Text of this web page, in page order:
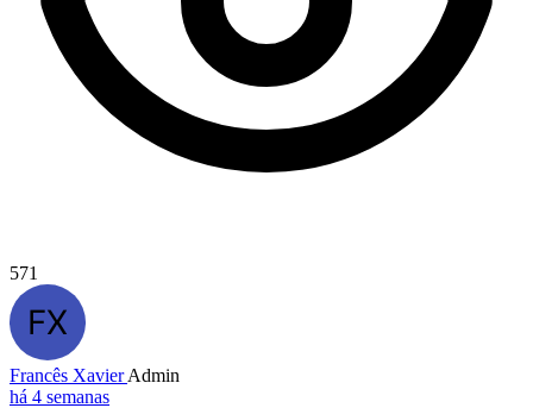
571
Francês XavierAdmin
há 4 semanas